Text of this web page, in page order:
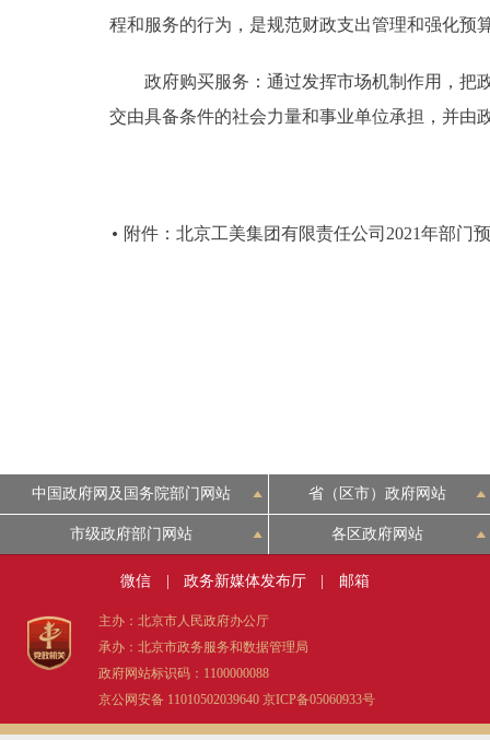
程和服务的行为，是规范财政支出管理和强化预
政府购买服务：通过发挥市场机制作用，把政
交由具备条件的社会力量和事业单位承担，并由
附件：北京工美集团有限责任公司2021年部门
中国政府网及国务院部门网站 省（区市）政府网站
市级政府部门网站 各区政府网站
微信 政务新媒体发布厅 邮箱
主办：北京市人民政府办公厅
承办：北京市政务服务和数据管理局
政府网站标识码：1100000088
京公网安备 11010502039640 京ICP备05060933号